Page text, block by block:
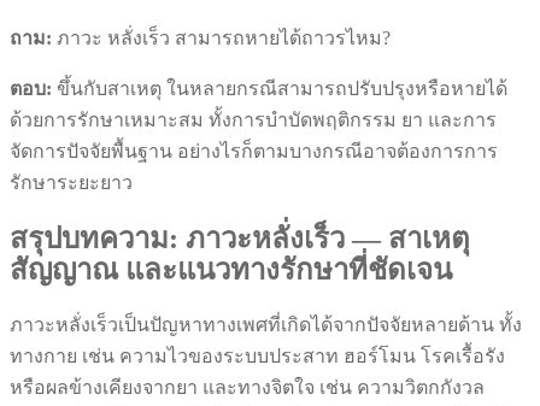
ถาม: ภาวะ หลั่งเร็ว สามารถหายได้ถาวรไหม?
ตอบ: ขึ้นกับสาเหตุ ในหลายกรณีสามารถปรับปรุงหรือหายได้
ด้วยการรักษาเหมาะสม ทั้งการบำบัดพฤติกรรม ยา และการ
จัดการปัจจัยพื้นฐาน อย่างไรก็ตามบางกรณีอาจต้องการการ
รักษาระยะยาว
สรุปบทความ: ภาวะหลั่งเร็ว — สาเหตุ
สัญญาณ และแนวทางรักษาที่ชัดเจน
ภาวะหลั่งเร็วเป็นปัญหาทางเพศที่เกิดได้จากปัจจัยหลายด้าน ทั้ง
ทางกาย เช่น ความไวของระบบประสาท ฮอร์โมน โรคเรื้อรัง
หรือผลข้างเคียงจากยา และทางจิตใจ เช่น ความวิตกกังวล